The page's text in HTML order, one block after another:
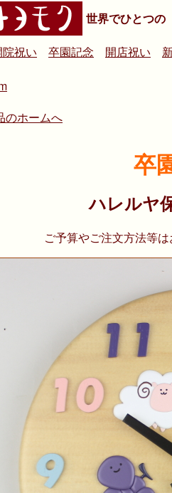
世界でひとつの
院祝い 卒園記念 開店祝い
のホームへ
卒
ハレルヤ
ご予算やご注文方法等